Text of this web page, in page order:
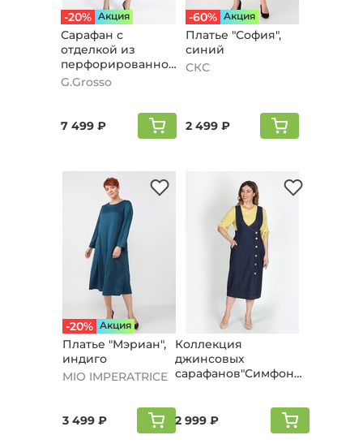
-20% Aкция
Сарафан с
отделкой из
перфорированной
экокожи,
G.Grosso
7 499 ₽
-60% Aкция
Платье "София",
синий
СКС
2 499 ₽
-20% Aкция
Платье "Мэриан",
индиго
MIO IMPERATRICE
3 499 ₽
Коллекция
джинсовых
сарафанов"Симфония
2 999 ₽